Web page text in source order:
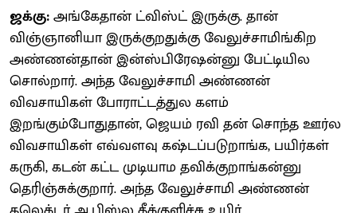
ஜக்கு:அங்கேதான் ட்விஸ்ட் இருக்கு. தான்
விஞ்ஞானியா இருக்குறதுக்கு வேலுச்சாமிங்கிற
அண்ணன்தான் இன்ஸ்பிரேஷன்னு பேட்டியில
சொல்றார். அந்த வேலுச்சாமி அண்ணன்
விவசாயிகள் போராட்டத்துல களம்
இறங்கும்போதுதான், ஜெயம் ரவி தன் சொந்த ஊர்ல
விவசாயிகள் எவ்வளவு கஷ்டப்படுறாங்க, பயிர்கள்
கருகி, கடன் கட்ட முடியாம தவிக்குறாங்கன்னு
தெரிஞ்சுக்குறார். அந்த வேலுச்சாமி அண்ணன்